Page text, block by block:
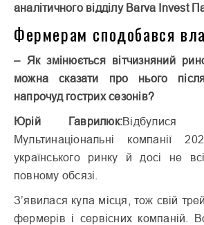
аналітичного відділу Barva Invest
Фермерам сподобався
– Як змінюється вітчизняний
можна сказати про нього
напрочуд гострих сезонів?
Юрій Гаврилюк:Відбулися
Мультинаціональні компанії
українського ринку й досі не
повному обсязі.
З’явилася купа місця, тож свій
фермерів і сервісних компаній.